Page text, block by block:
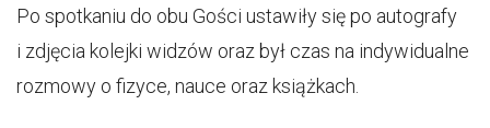
Po spotkaniu do obu Gości ustawiły się po autografy
i zdjęcia kolejki widzów oraz był czas na indywidualne
rozmowy o fizyce, nauce oraz książkach.